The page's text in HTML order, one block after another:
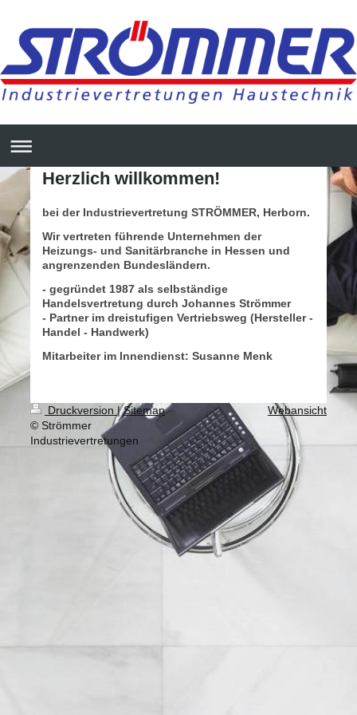
Herzlich willkommen!
bei der Industrievertretung STRÖMMER, Herborn.
Wir vertreten führende Unternehmen der
Heizungs- und Sanitärbranche in Hessen und
angrenzenden Bundesländern.
- gegründet 1987 als selbständige
Handelsvertretung durch Johannes Strömmer
- Partner im dreistufigen Vertriebsweg (Hersteller -
Handel - Handwerk)
Mitarbeiter im Innendienst: Susanne Menk
Druckversion | Sitemap
© Strömmer
Industrievertretungen
Webansicht